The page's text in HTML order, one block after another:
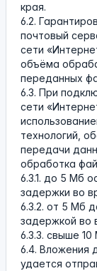
края.
6.2.
почтовый
сети
объёма
переданных
6.3. При
сети
технологий,
передачи
обработка
6.3.1. до 5 Мб
задержки во
6.3.2. от 5 Мб
задержкой во
6.3.3. свыше
6.4. Вложения
удается